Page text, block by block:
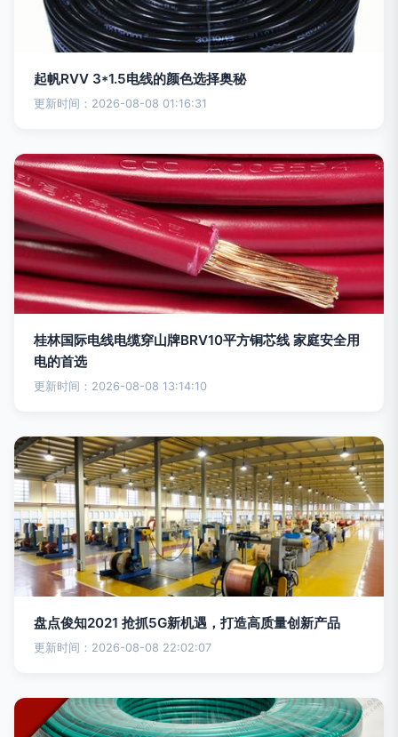
起帆RVV 3*1.5电线的颜色选择奥秘
更新时间：2026-08-08 01:16:31
桂林国际电线电缆穿山牌BRV10平方铜芯线 家庭安全用
电的首选
更新时间：2026-08-08 13:14:10
盘点俊知2021 抢抓5G新机遇，打造高质量创新产品
更新时间：2026-08-08 22:02:07